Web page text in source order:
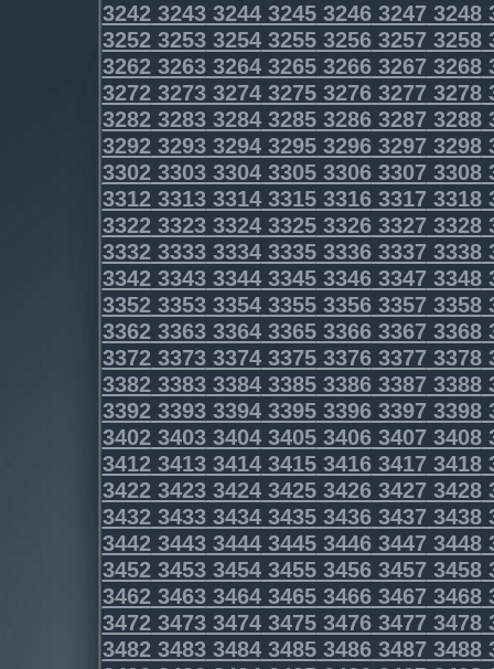
3242324332443245324632473248
3252325332543255325632573258
3262326332643265326632673268
3272327332743275327632773278
3282328332843285328632873288
3292329332943295329632973298
3302330333043305330633073308
3312331333143315331633173318
3322332333243325332633273328
3332333333343335333633373338
3342334333443345334633473348
3352335333543355335633573358
3362336333643365336633673368
3372337333743375337633773378
3382338333843385338633873388
3392339333943395339633973398
3402340334043405340634073408
3412341334143415341634173418
3422342334243425342634273428
3432343334343435343634373438
3442344334443445344634473448
3452345334543455345634573458
3462346334643465346634673468
3472347334743475347634773478
3482348334843485348634873488